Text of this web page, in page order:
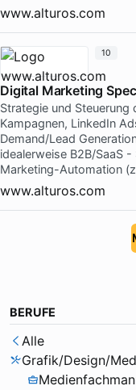
www.alturos.com
Digital Marketing
Strategie und Steuerung
Kampagnen, LinkedIn
Demand/Lead
idealerweise B2B/SaaS
Marketing-Automation (z
www.alturos.com
10
BERUFE
Alle
Grafik/Design/